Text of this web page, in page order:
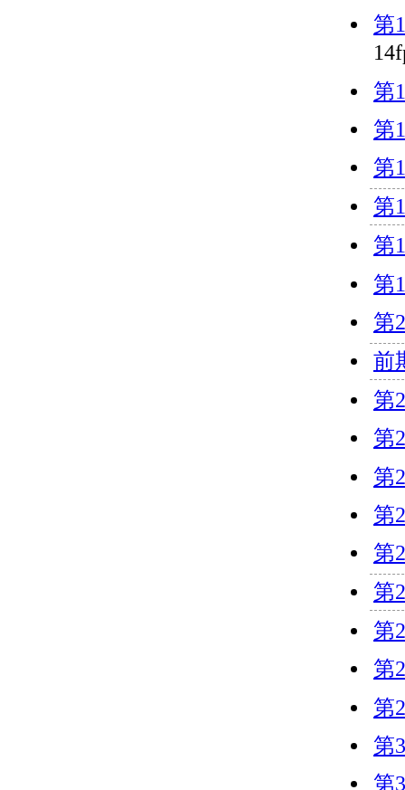
第
第
第
第
第
第
第
第
前
第
第
第
第
第
第
第
第
第
第
第